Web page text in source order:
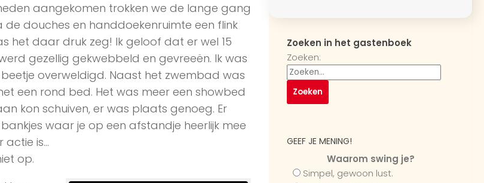
aangekomen trokken we de lange gang
douches en handdoekenruimte een flink
het daar druk zeg! Ik geloof dat er wel 15
gezellig gekwebbeld en gevreeën. Ik was
overweldigd. Naast het zwembad was
een rond bed. Het was meer een showbed
kon schuiven, er was plaats genoeg. Er
waar je op een afstandje heerlijk mee
actie is…
op.
Zoeken in het gastenboek
Zoeken:
GEEF JE MENING!
Waarom swing je?
Simpel, gewoon lust.